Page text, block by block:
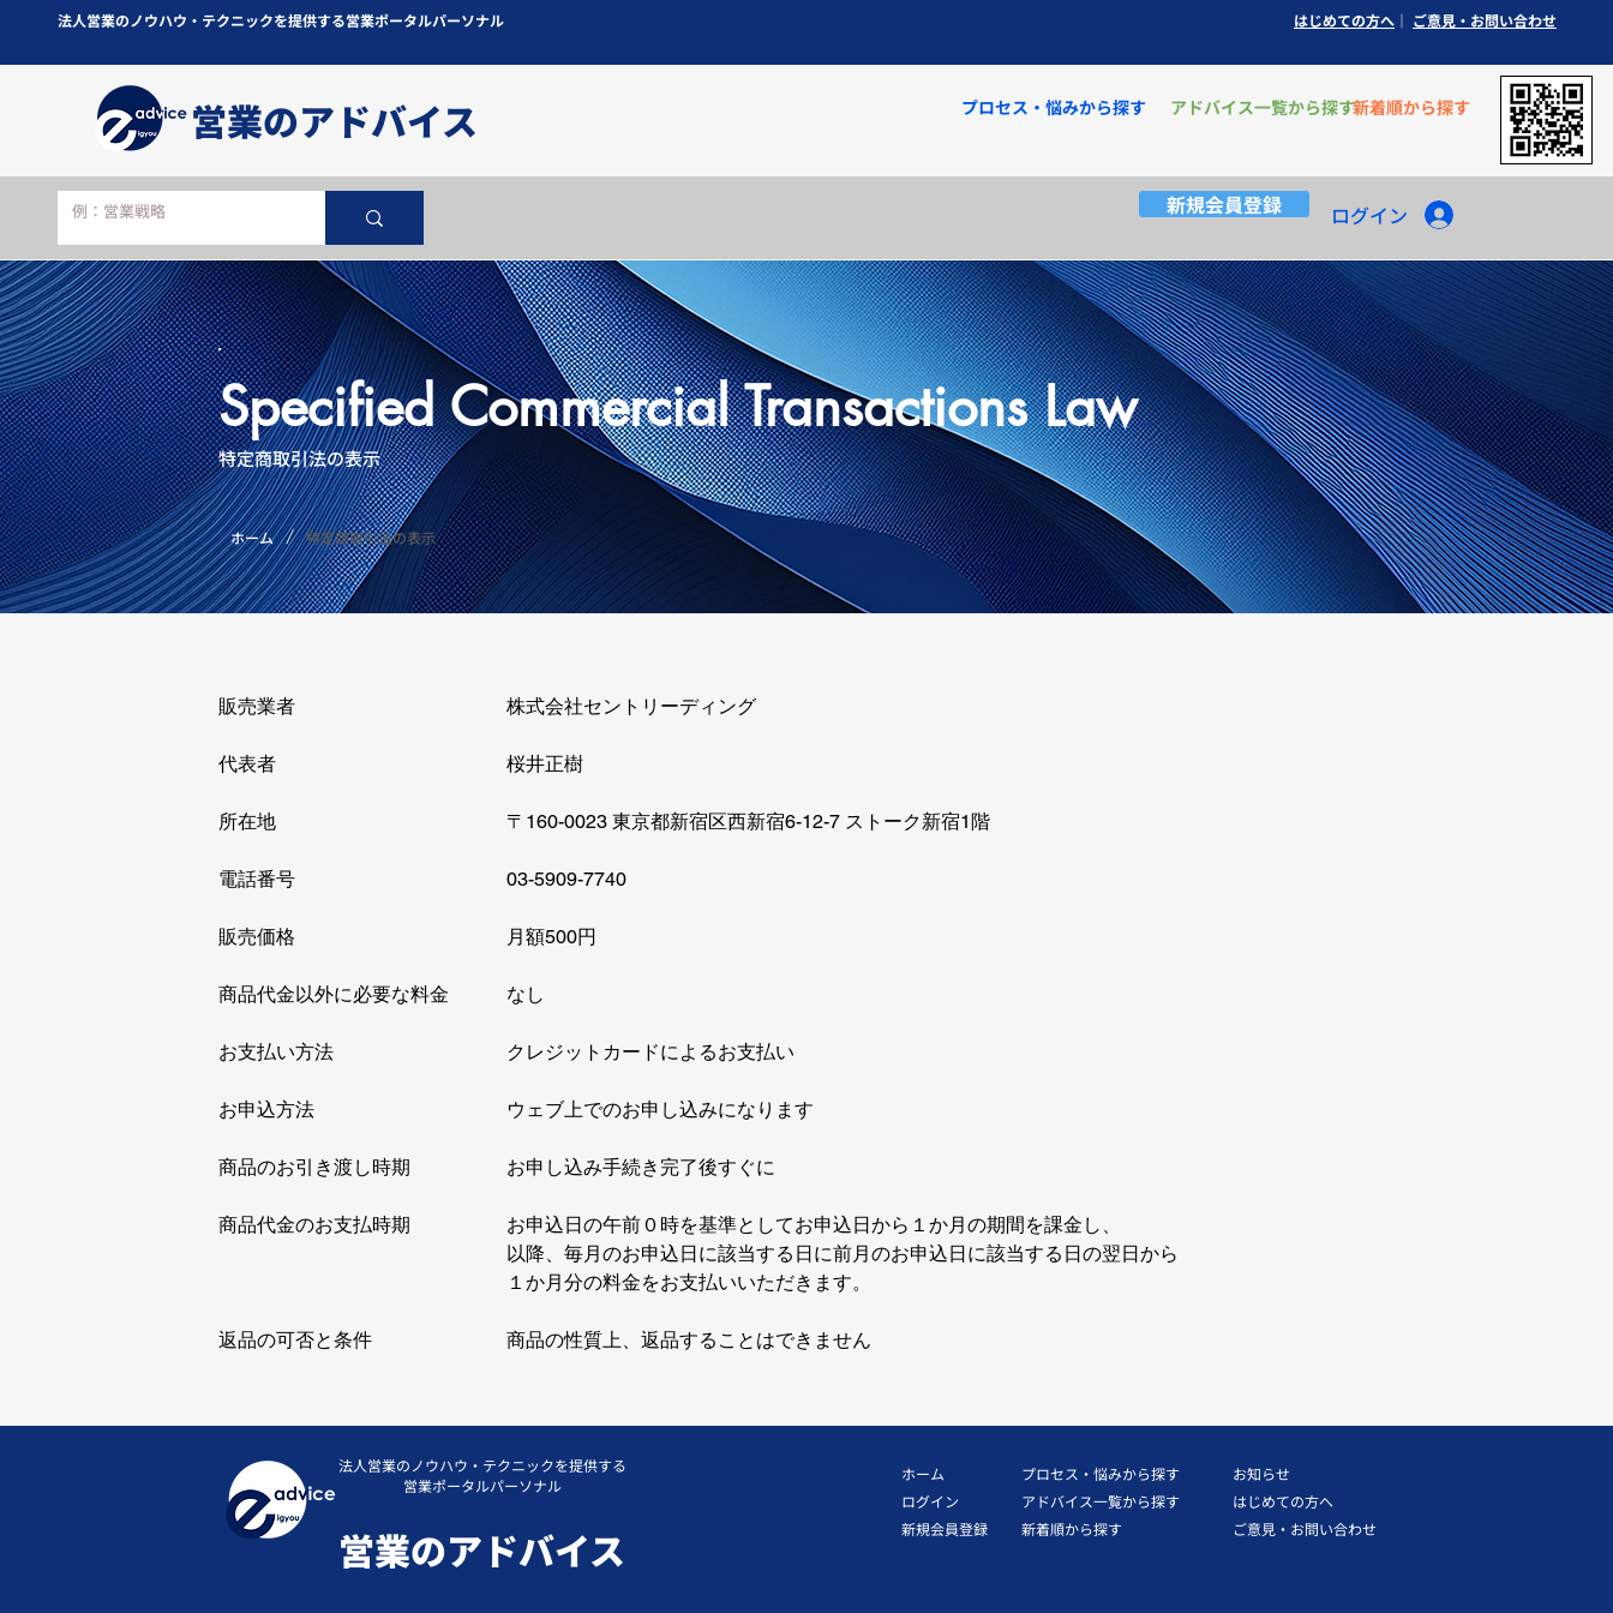
法人営業のノウハウ・テクニックを提供する営業ポータルパーソナル はじめての方へ ｜ ご意見 ​・お問い合わせ
​営業のアドバイス プロセス・悩みから探す アドバイス一覧から探す新着順から探す
新規会員登録 ログイン
Specified Commercial Transactions Law
特定商取引法の表示
ホーム / 特定商取引法の表示
販売業者 株式会社セントリーディング
代表者 桜井正樹
​所在地​ 〒160-0023 東京都新宿区西新宿6-12-7 ストーク新宿1階
​電話番号 03-5909-7740
​販売価格​ 月額500円
商品代金以外に必要な料金 なし
お支払い方法 クレジットカードによるお支払い
お申込方法 ウェブ上でのお申し込みになります
商品のお引き渡し時期 お申し込み手続き完了後すぐに
商品代金のお支払時期 お申込日の午前０時を基準としてお申込日から１か月の期間を課金し、
以降、毎月のお申込日に該当する日に前月のお申込日に該当する日の翌日から
１か月分の料金をお支払いいただきます。
返品の可否と条件 商品の性質上、返品することはできません
法人営業のノウハウ・テクニックを提供する
営業ポータルパーソナル
​営業のアドバイス
ホーム
ログイン
新規会員登録
プロセス・悩みから探す
アドバイス一覧から探す
新着順から探す
お知らせ
はじめての方へ
ご意見・お問い合わせ